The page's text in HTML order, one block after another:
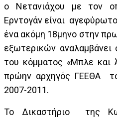
ο Νετανιάχου με τον
Ερντογάν είναι
ένα ακόμη 18μηνο στην
εξωτερικών
του κόμματος «Μπλε και
πρώην αρχηγός ΓΕΕΘΑ
2007-2011.
Το Δικαστήριο της